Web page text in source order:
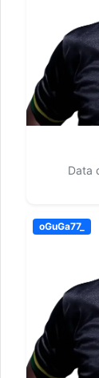
Data
oGuGa77_